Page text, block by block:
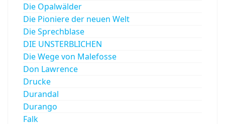
Die Opalwälder
Die Pioniere der neuen Welt
Die Sprechblase
DIE UNSTERBLICHEN
Die Wege von Malefosse
Don Lawrence
Drucke
Durandal
Durango
Falk